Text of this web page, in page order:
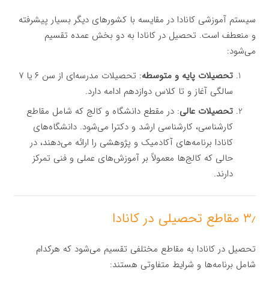
سیستم آموزشی کانادا در مقایسه با کشورهای دیگر بسیار پیشرفته
و منعطف است. تحصیل در کانادا به دو بخش عمده تقسیم
می‌شود:
تحصیلات پایه و متوسطه
: تحصیلات مدرسه‌ای از سن ۶ یا ۷
سالگی آغاز و تا کلاس دوازدهم ادامه دارد.
تحصیلات عالی: در مقطع دانشگاه و کالج که شامل مقاطع
کارشناسی، کارشناسی ارشد و دکترا می‌شود. دانشگاه‌های
کانادا برنامه‌های آکادمیک و پژوهشی را ارائه می‌دهند، در
حالی که کالج‌ها معمولاً بر آموزش‌های عملی و فنی تمرکز
دارند.
۳٫ مقاطع تحصیلی در کانادا
تحصیل در کانادا به مقاطع مختلفی تقسیم می‌شود که هرکدام
شامل برنامه‌ها و شرایط متفاوتی هستند: